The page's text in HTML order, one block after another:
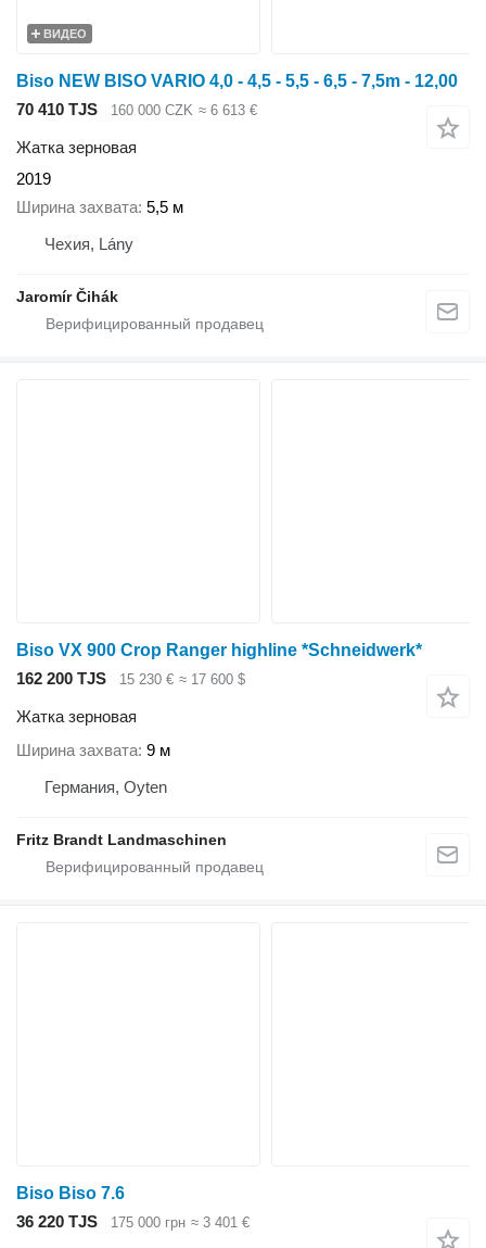
ВИДЕО
Biso NEW BISO VARIO 4,0 - 4,5 - 5,5 - 6,5 - 7,5m - 12,00
70 410 TJS
160 000 CZK ≈ 6 613 €
Жатка зерновая
2019
Ширина захвата 5,5 м
Чехия, Lány
Jaromír Čihák
Biso VX 900 Crop Ranger highline *Schneidwerk*
162 200 TJS
15 230 € ≈ 17 600 $
Жатка зерновая
Ширина захвата 9 м
Германия, Oyten
Fritz Brandt Landmaschinen
Biso Biso 7.6
36 220 TJS
175 000 грн ≈ 3 401 €